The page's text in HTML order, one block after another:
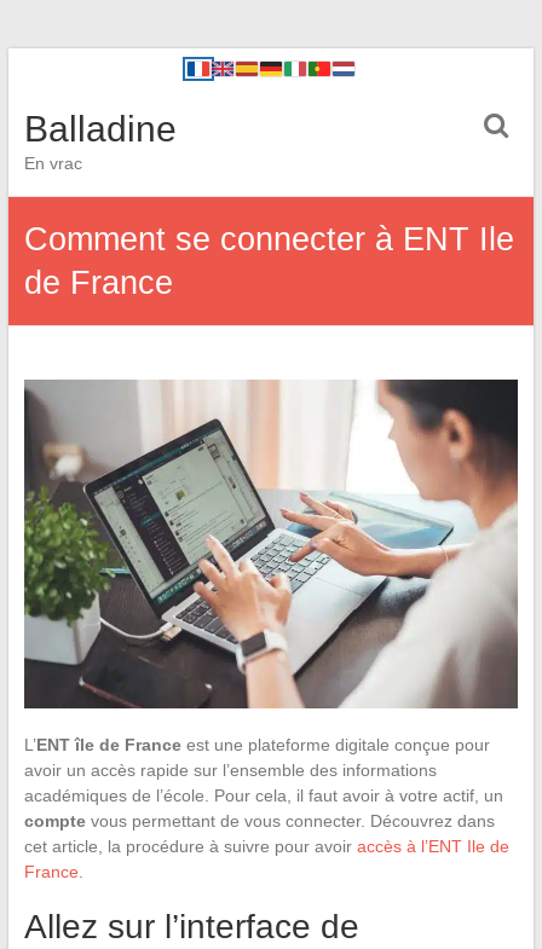
Balladine
En vrac
Comment se connecter à ENT Ile
de France
L’ENT île de France est une plateforme digitale conçue pour
avoir un accès rapide sur l’ensemble des informations
académiques de l’école. Pour cela, il faut avoir à votre actif, un
comptevous permettant de vous connecter. Découvrez dans
cet article, la procédure à suivre pour avoir accès à l’ENT Ile de
France.
Allez sur l’interface de